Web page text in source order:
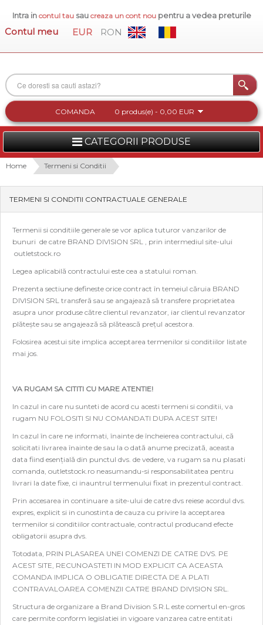
Intra in contul tausau creaza un cont nou pentru a vedea preturile
Contul meu EUR RON
COMANDA 0 produs(e) - 0,00 EUR
CATEGORII PRODUSE
FEMEI
BARBATI
INCALTAMINTE DAMA
ACCESORII DAMA
PROMOTII
COPII
INFORMATII
Home Termeni si Conditii
TERMENI SI CONDITII CONTRACTUALE GENERALE
Termenii si conditiile generale se vor aplica tuturor vanzarilor de
bunuri de catre BRAND DIVISION SRL , prin intermediul site-ului
outletstock.ro
Legea aplicabilă contractului este cea a statului roman.
Prezenta sectiune defineste orice contract în temeiul căruia BRAND
DIVISION SRL transferă sau se angajează să transfere proprietatea
asupra unor produse către clientul revanzator, iar clientul revanzator
plăteşte sau se angajează să plătească preţul acestora.
Folosirea acestui site implica acceptarea termenilor si conditiilor listate
mai jos.
VA RUGAM SA CITITI CU MARE ATENTIE!
In cazul in care nu sunteti de acord cu acesti termeni si conditii, va
rugam NU FOLOSITI SI NU COMANDATI DUPA ACEST SITE!
In cazul în care ne informati, înainte de încheierea contractului, că
solicitati livrarea înainte de sau la o dată anume precizată, aceasta
data fiind esenţială din punctul dvs. de vedere, va rugam sa nu plasati
comanda, outletstock.ro neasumandu-si responsabilitatea pentru
livrari la date fixe, ci inauntrul termenului fixat in prezentul contract.
Prin accesarea in continuare a site-ului de catre dvs reiese acordul dvs.
expres, explicit si in cunostinta de cauza cu privire la acceptarea
termenilor si conditiilor contractuale, contractul producand efecte
obligatorii asupra dvs.
Totodata, PRIN PLASAREA UNEI COMENZI DE CATRE DVS. PE
ACEST SITE, RECUNOASTETI IN MOD EXPLICIT CA ACEASTA
COMANDA IMPLICA O OBLIGATIE DIRECTA DE A PLATI
CONTRAVALOAREA COMENZII CATRE BRAND DIVISION SRL.
Structura de organizare a Brand Division S.R.L este comertul en-gros
care permite conform legislatiei in vigoare vanzarea catre entitati